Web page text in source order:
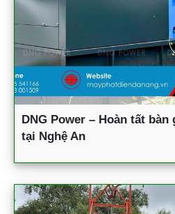
DNG Power – Hoàn tất bàn
tại Nghệ An